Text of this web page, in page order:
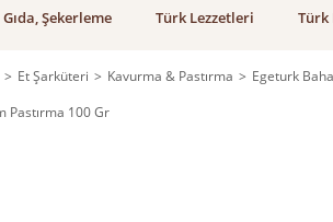
Gıda, Şekerleme Türk Lezzetleri Türk
Et Şarküteri Kavurma & Pastırma
Egeturk